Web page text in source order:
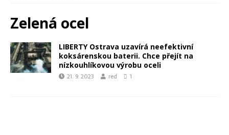
Zelená ocel
LIBERTY Ostrava uzavírá neefektivní
koksárenskou baterii. Chce přejít na
nízkouhlíkovou výrobu oceli
21. 9. 2023 red 1